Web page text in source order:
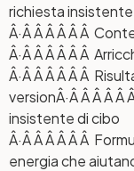
richiesta
Â·Â Â Â Â Â Â
Â·Â Â Â Â Â Â
Â·Â Â Â Â Â Â
versionÂ·Â Â Â Â
insistente di cibo
Â·Â Â Â Â Â Â
energia che